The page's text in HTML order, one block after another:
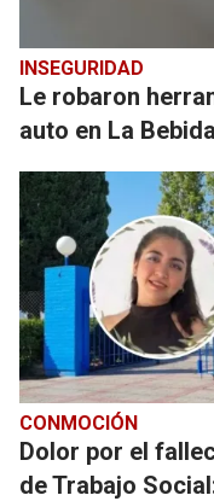
INSEGURIDAD
Le robaron
auto en La Bebida
CONMOCIÓN
Dolor por el
de Trabajo